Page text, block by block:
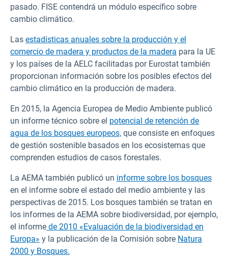
pasado. FISE contendrá un módulo específico sobre
cambio climático.
Las estadísticas anuales sobre la producción y el
comercio de madera y productos de la madera para la UE
y los países de la AELC facilitadas por Eurostat también
proporcionan información sobre los posibles efectos del
cambio climático en la producción de madera.
En 2015, la Agencia Europea de Medio Ambiente publicó
un informe técnico sobre el potencial de retención de
agua de los bosques europeos, que consiste en enfoques
de gestión sostenible basados en los ecosistemas que
comprenden estudios de casos forestales.
La AEMA también publicó un informe sobre los bosques
en el informe sobre el estado del medio ambiente y las
perspectivas de 2015. Los bosques también se tratan en
los informes de la AEMA sobre biodiversidad, por ejemplo,
el informe de 2010 «Evaluación de la biodiversidad en
Europa» y la publicación de la Comisión sobre Natura
2000 y Bosques.